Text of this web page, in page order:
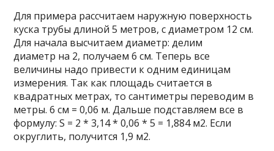
Для примера рассчитаем наружную поверхность
куска трубы длиной 5 метров, с диаметром 12 см.
Для начала высчитаем диаметр: делим
диаметр на 2, получаем 6 см. Теперь все
величины надо привести к одним единицам
измерения. Так как площадь считается в
квадратных метрах, то сантиметры переводим в
метры. 6 см = 0,06 м. Дальше подставляем все в
формулу: S = 2 * 3,14 * 0,06 * 5 = 1,884 м2. Если
округлить, получится 1,9 м2.